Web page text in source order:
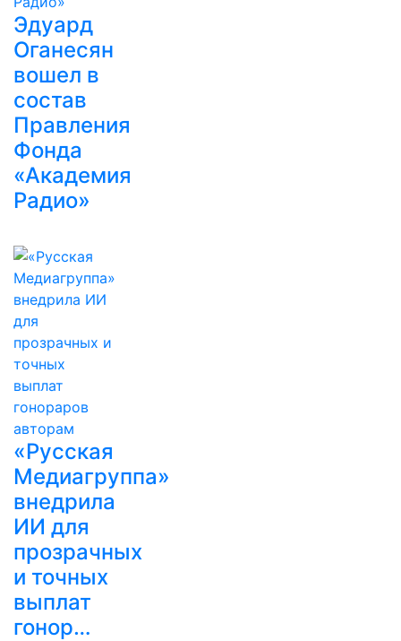
Эдуард
Оганесян
вошел в
состав
Правления
Фонда
«Академия
Радио»
«Русская
Медиагруппа»
внедрила
ИИ для
прозрачных
и точных
выплат
гонор…